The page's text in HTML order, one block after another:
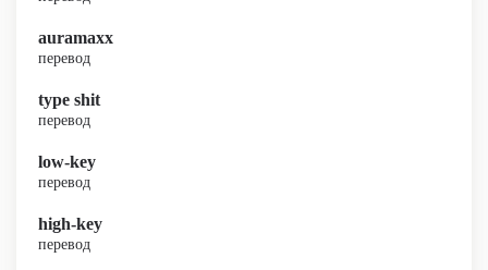
auramaxx
перевод
type shit
перевод
low-key
перевод
high-key
перевод